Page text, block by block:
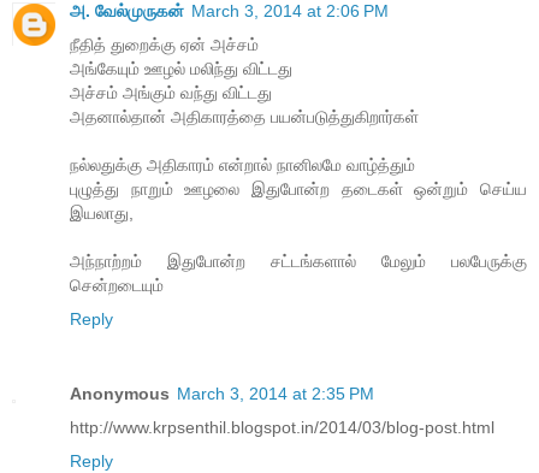
அ. வேல்முருகன் March 3, 2014 at 2:06 PM
நீதித் துறைக்கு ஏன் அச்சம்
அங்கேயும் ஊழல் மலிந்து விட்டது
அச்சம் அங்கும் வந்து விட்டது
அதனால்தான் அதிகாரத்தை பயன்படுத்துகிறார்கள்
நல்லதுக்கு அதிகாரம் என்றால் நானிலமே வாழ்த்தும்
புழுத்து நாறும் ஊழலை இதுபோன்ற தடைகள் ஒன்றும் செய்ய
இயலாது,
அந்நாற்றம் இதுபோன்ற சட்டங்களால் மேலும் பலபேருக்கு
சென்றடையும்
Reply
Anonymous March 3, 2014 at 2:35 PM
http://www.krpsenthil.blogspot.in/2014/03/blog-post.html
Reply